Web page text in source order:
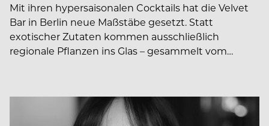
Mit ihren hypersaisonalen Cocktails hat die Velvet
Bar in Berlin neue Maßstäbe gesetzt. Statt
exotischer Zutaten kommen ausschließlich
regionale Pflanzen ins Glas – gesammelt vom…